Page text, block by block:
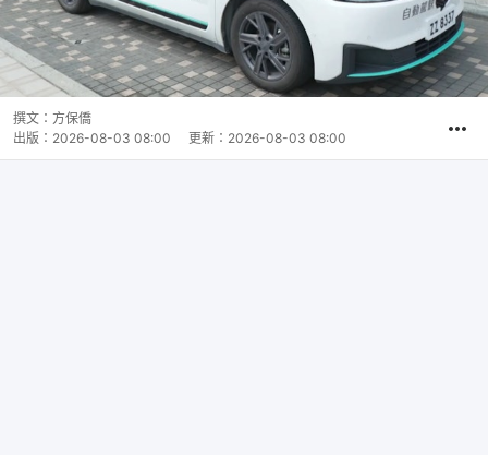
撰文： 方保僑
出版： 2026-08-03 08:00 更新： 2026-08-03 08:00